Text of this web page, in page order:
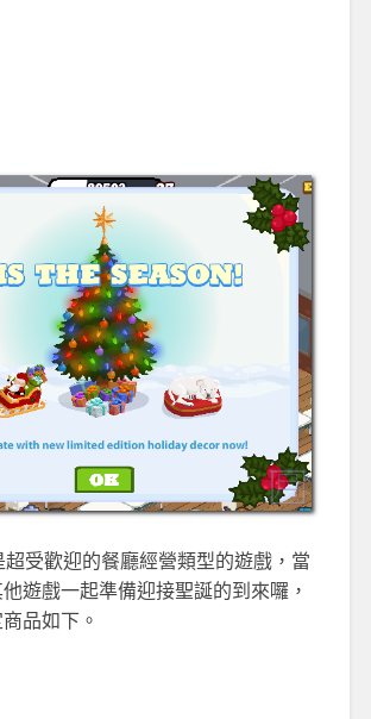
超受歡迎的餐廳經營類型的遊戲，當
遊戲一起準備迎接聖誕的到來囉，
品如下。